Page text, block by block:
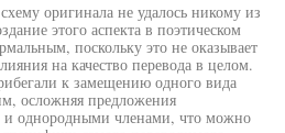
оригинала не удалось никому из
этого аспекта в поэтическом
поскольку это не оказывает
на качество перевода в целом.
к замещению одного вида
осложняя предложения
и однородными членами, что можно